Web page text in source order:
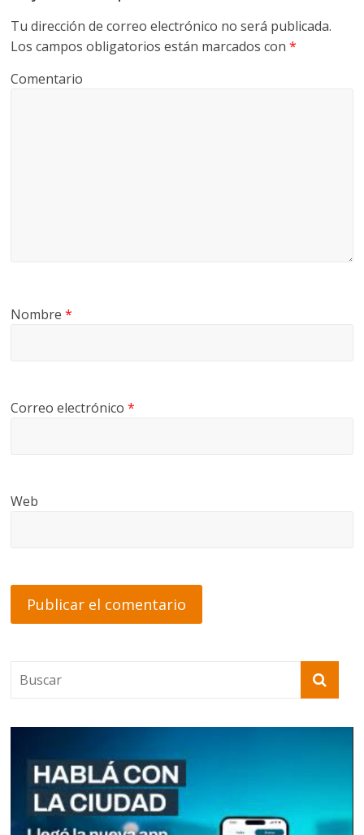
Tu dirección de correo electrónico no será publicada.
Los campos obligatorios están marcados con*
Comentario
Nombre*
Correo electrónico*
Web